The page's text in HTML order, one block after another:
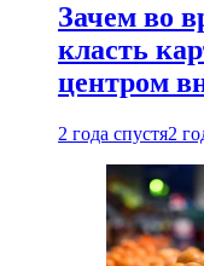
Зачем во
класть
центром
2 года спустя2